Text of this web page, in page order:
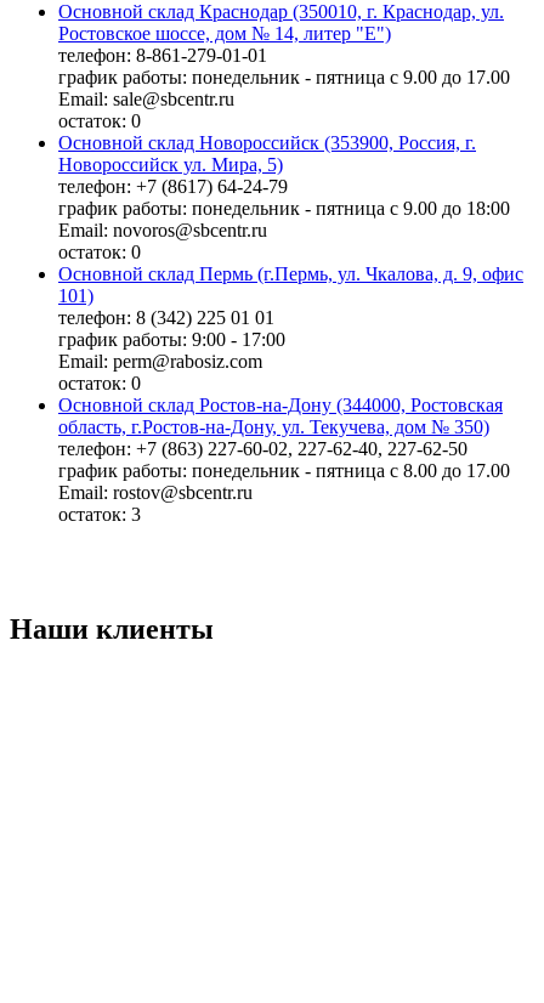
Основной склад Краснодар (350010, г. Краснодар, ул.
Ростовское шоссе, дом № 14, литер "Е")
телефон: 8-861-279-01-01
график работы: понедельник - пятница с 9.00 до 17.00
Email: sale@sbcentr.ru
остаток: 0
Основной склад Новороссийск (353900, Россия, г.
Новороссийск ул. Мира, 5)
телефон: +7 (8617) 64-24-79
график работы: понедельник - пятница с 9.00 до 18:00
Email: novoros@sbcentr.ru
остаток: 0
Основной склад Пермь (г.Пермь, ул. Чкалова, д. 9, офис
101)
телефон: 8 (342) 225 01 01
график работы: 9:00 - 17:00
Email: perm@rabosiz.com
остаток: 0
Основной склад Ростов-на-Дону (344000, Ростовская
область, г.Ростов-на-Дону, ул. Текучева, дом № 350)
телефон: +7 (863) 227-60-02, 227-62-40, 227-62-50
график работы: понедельник - пятница с 8.00 до 17.00
Email: rostov@sbcentr.ru
остаток: 3
Наши клиенты